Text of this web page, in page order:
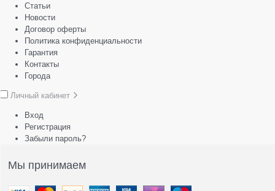
Статьи
Новости
Договор оферты
Политика конфиденциальности
Гарантия
Контакты
Города
Личный кабинет
Вход
Регистрация
Забыли пароль?
Мы принимаем